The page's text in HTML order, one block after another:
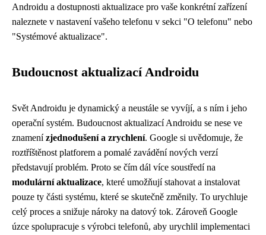
Androidu a dostupnosti aktualizace pro vaše konkrétní zařízení
naleznete v nastavení vašeho telefonu v sekci "O telefonu" nebo
"Systémové aktualizace".
Budoucnost aktualizací Androidu
Svět Androidu je dynamický a neustále se vyvíjí, a s ním i jeho
operační systém. Budoucnost aktualizací Androidu se nese ve
znamenízjednodušení a zrychlení. Google si uvědomuje, že
roztříštěnost platforem a pomalé zavádění nových verzí
představují problém. Proto se čím dál více soustředí na
modulární aktualizace, které umožňují stahovat a instalovat
pouze ty části systému, které se skutečně změnily. To urychluje
celý proces a snižuje nároky na datový tok. Zároveň Google
úzce spolupracuje s výrobci telefonů, aby urychlil implementaci